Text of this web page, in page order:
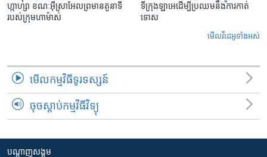
ហ្កាហ្សា ខណៈ​អ៊ីស្រាអែល​ព្រមាន​តួនាទី​
របស់​ក្រុម​ហាម៉ាស់
ទីក្រុងឡាអេ​ដើម្បី​ប្រឈម​នឹង​ការកាត់
ទោស
មើល​វីដេអូ​ទាំង​អស់
មើល​កម្មវិធី​ទូរទស្សន៍
ចុចស្តាប់កម្មវិធីវិទ្យុ
បណ្តាញ​សង្គម